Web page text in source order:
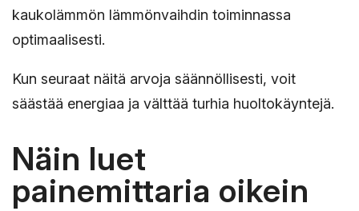
kaukolämmön lämmönvaihdin toiminnassa
optimaalisesti.
Kun seuraat näitä arvoja säännöllisesti, voit
säästää energiaa ja välttää turhia huoltokäyntejä.
Näin luet
painemittaria oikein